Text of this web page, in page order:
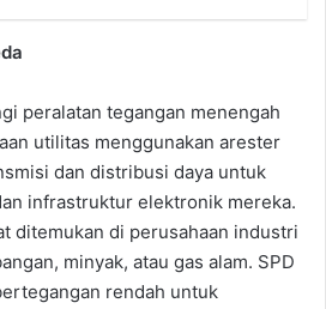
peralatan tegangan menengah
utilitas menggunakan arester
dan distribusi daya untuk
infrastruktur elektronik mereka.
ditemukan di perusahaan industri
minyak, atau gas alam. SPD
rendah untuk